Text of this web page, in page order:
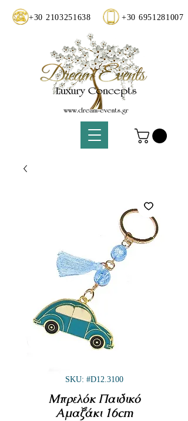
+30 2103251638 +30 6951281007
SKU: #D12.3100
Μπρελόκ Παιδικό
Αμαξάκι 16cm